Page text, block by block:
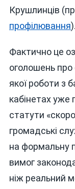
Крушлинців
профілювання).
Фактично це
оголошень про
якої роботи з
кабінетах уже
статути
громадські
на формальну
вимог
ніж реальний